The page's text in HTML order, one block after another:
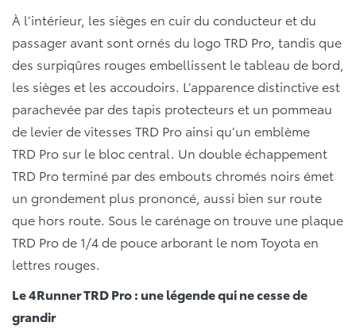
À l’intérieur, les sièges en cuir du conducteur et du
passager avant sont ornés du logo TRD Pro, tandis que
des surpiqûres rouges embellissent le tableau de bord,
les sièges et les accoudoirs. L’apparence distinctive est
parachevée par des tapis protecteurs et un pommeau
de levier de vitesses TRD Pro ainsi qu’un emblème
TRD Pro sur le bloc central. Un double échappement
TRD Pro terminé par des embouts chromés noirs émet
un grondement plus prononcé, aussi bien sur route
que hors route. Sous le carénage on trouve une plaque
TRD Pro de 1/4 de pouce arborant le nom Toyota en
lettres rouges.
Le 4Runner TRD Pro : une légende qui ne cesse de
grandir